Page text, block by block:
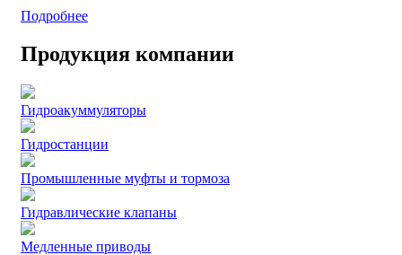
Подробнее
Продукция компании
Гидроакуммуляторы
Гидростанции
Промышленные муфты и тормоза
Гидравлические клапаны
Медленные приводы